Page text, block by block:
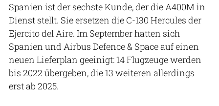
Spanien ist der sechste Kunde, der die A400M in
Dienst stellt. Sie ersetzen die C-130 Hercules der
Ejercito del Aire. Im September hatten sich
Spanien und Airbus Defence & Space auf einen
neuen Lieferplan geeinigt: 14 Flugzeuge werden
bis 2022 übergeben, die 13 weiteren allerdings
erst ab 2025.